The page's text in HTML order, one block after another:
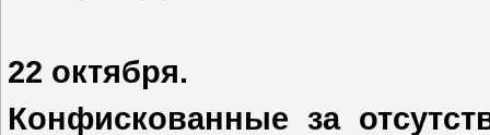
22 октября.
Конфискованные за